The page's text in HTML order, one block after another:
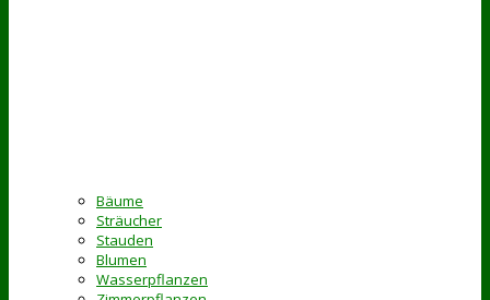
Bäume
Sträucher
Stauden
Blumen
Wasserpflanzen